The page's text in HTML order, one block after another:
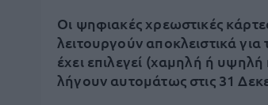
Οι ψηφιακές χρεωστικές
λειτουργούν αποκλειστικά
έχει επιλεγεί (χαμηλή ή υψηλή
λήγουν αυτομάτως στις 31